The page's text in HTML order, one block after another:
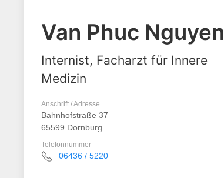
Van Phuc Nguyen
Internist, Facharzt für Innere
Medizin
Anschrift / Adresse
Bahnhofstraße 37
65599 Dornburg
Telefonnummer
06436 / 5220